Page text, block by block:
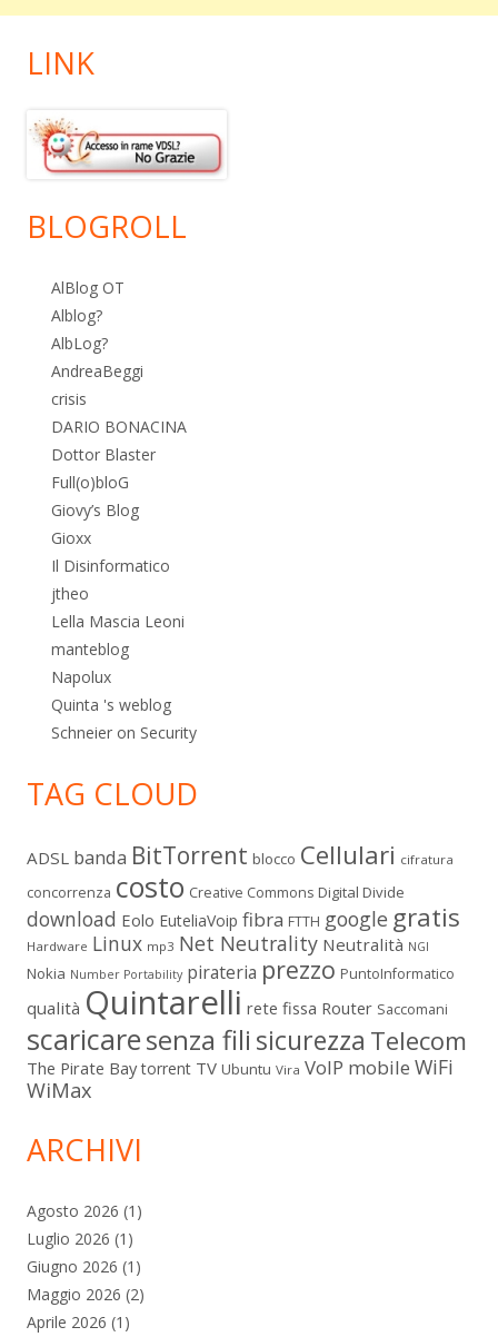
LINK
BLOGROLL
AlBlog OT
Alblog?
AlbLog?
AndreaBeggi
crisis
DARIO BONACINA
Dottor Blaster
Full(o)bloG
Giovy’s Blog
Gioxx
Il Disinformatico
jtheo
Lella Mascia Leoni
manteblog
Napolux
Quinta 's weblog
Schneier on Security
TAG CLOUD
ADSL banda BitTorrent blocco Cellulari cifratura
concorrenza costo Creative Commons Digital Divide
download Eolo EuteliaVoip fibra FTTH google gratis
Hardware Linux mp3 Net Neutrality Neutralità NGI
Nokia Number Portability pirateria prezzo PuntoInformatico
qualità Quintarelli rete fissa Router Saccomani
scaricaresenza fili sicurezza Telecom
The Pirate Bay torrent TV Ubuntu Vira VoIP mobile WiFi
WiMax
ARCHIVI
Agosto 2026 (1)
Luglio 2026 (1)
Giugno 2026 (1)
Maggio 2026 (2)
Aprile 2026 (1)